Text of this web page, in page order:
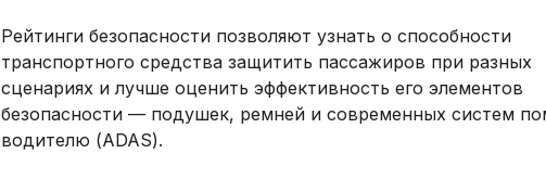
Рейтинги безопасности позволяют узнать о способности
транспортного средства защитить пассажиров при разных
сценариях и лучше оценить эффективность его элементов
безопасности — подушек, ремней и современных систем
водителю (ADAS).